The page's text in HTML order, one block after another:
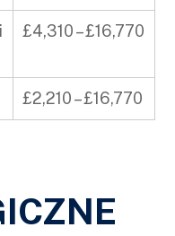
£4,310 – £16,770
£2,210 – £16,770